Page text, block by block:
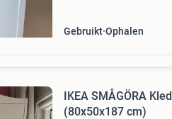
Gebruikt Ophalen
IKEA SMÅGÖRA
(80x50x187 cm)